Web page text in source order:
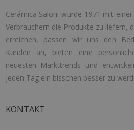
Cerámica Saloni wurde 1971 mit
Verbrauchern die Produkte zu liefern,
erreichen, passen wir uns den
Kunden an, bieten eine
neuesten Markttrends und
jeden Tag ein bisschen besser zu
KONTAKT